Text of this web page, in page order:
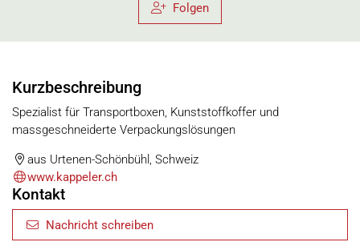
Folgen
Kurzbeschreibung
Spezialist für Transportboxen, Kunststoffkoffer und
massgeschneiderte Verpackungslösungen
aus Urtenen-Schönbühl, Schweiz
www.kappeler.ch
Kontakt
Nachricht schreiben